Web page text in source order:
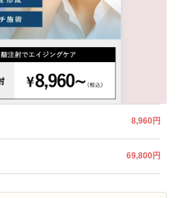
8,960円
69,800円